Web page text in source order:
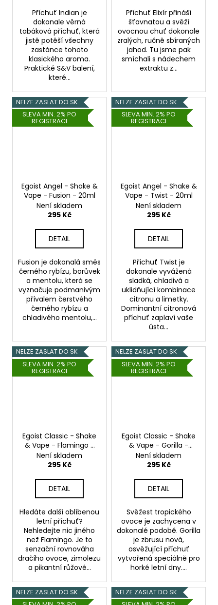
Příchuť Indian je
dokonale věrná
tabáková příchuť, která
jistě potěší všechny
zastánce tohoto
klasického aroma.
Praktické S&V balení,
které...
Příchuť Elixír přináší
šťavnatou a svěží
ovocnou chuť dokonale
zralých, ručně sbíraných
jahod. Tu jsme pak
smíchali s nádechem
extraktu z...
NELZE ZASLAT DO SK
SLEVA MIN. 2% PO
REGISTRACI
Egoist Angel - Shake &
Vape - Fusion - 20ml
Není skladem
295 Kč
DETAIL
Fusion je dokonalá směs
černého rybízu, borůvek
a mentolu, která se
vyznačuje podmanivým
přívalem čerstvého
černého rybízu a
chladivého mentolu,...
NELZE ZASLAT DO SK
SLEVA MIN. 2% PO
REGISTRACI
Egoist Angel - Shake &
Vape - Twist - 20ml
Není skladem
295 Kč
DETAIL
Příchuť Twist je
dokonale vyvážená
sladká, chladivá a
uklidňující kombinace
citronu a limetky.
Dominantní citronová
příchuť zaplaví vaše
ústa...
NELZE ZASLAT DO SK
SLEVA MIN. 2% PO
REGISTRACI
Egoist Classic - Shake
& Vape - Flamingo -
20ml
Není skladem
295 Kč
DETAIL
Hledáte další oblíbenou
letní příchuť?
Nehledejte nic jiného
než Flamingo. Je to
senzační rovnováha
dračího ovoce, zimolezu
a pikantní růžové...
NELZE ZASLAT DO SK
SLEVA MIN. 2% PO
REGISTRACI
Egoist Classic - Shake
& Vape - Gorilla -
20ml
Není skladem
295 Kč
DETAIL
Svěžest tropického
ovoce je zachycena v
dokonalé podobě. Gorilla
je zbrusu nová,
osvěžující příchuť
vytvořená speciálně pro
horké letní dny....
NELZE ZASLAT DO SK
NELZE ZASLAT DO SK